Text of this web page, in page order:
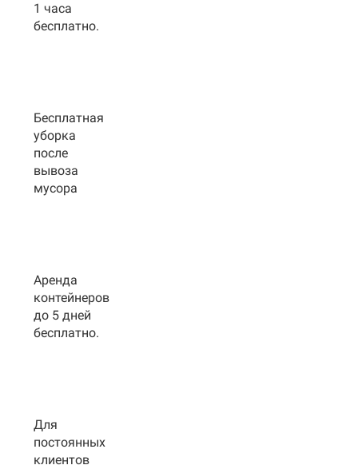
1 часа
бесплатно.
Бесплатная
уборка
после
вывоза
мусора
Аренда
контейнеров
до 5 дней
бесплатно.
Для
постоянных
клиентов